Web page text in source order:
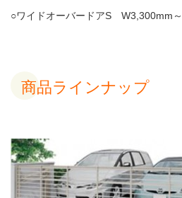
○ワイドオーバードアS W3,300mm ～
商品ラインナップ